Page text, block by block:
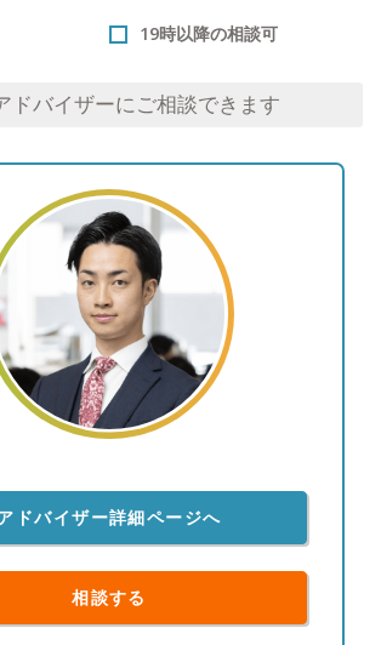
19時以降の相談可
ドバイザーにご相談できます
ドバイザー詳細ページへ
相談する